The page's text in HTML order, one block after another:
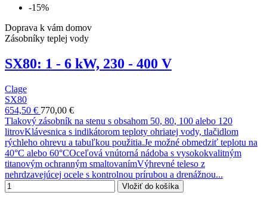
-15%
Doprava k vám domov
Zásobníky teplej vody
SX80: 1 - 6 kW, 230 - 400 V
Clage
SX80
654,50 € 770,00 €
Tlakový zásobník na stenu s obsahom 50, 80, 100 alebo 120
litrovKlávesnica s indikátorom teploty ohriatej vody, tlačidlom
rýchleho ohrevu a tabuľkou použitia.Je možné obmedziť teplotu na
40°C alebo 60°COceľová vnútorná nádoba s vysokokvalitným
titanovým ochranným smaltovanímVýhrevné teleso z
nehrdzavejúcej ocele s kontrolnou prírubou a drenážnou...
Vložiť do košíka